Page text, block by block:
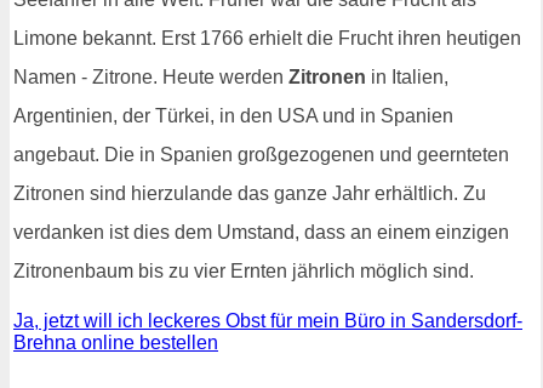
Limone bekannt. Erst 1766 erhielt die Frucht ihren heutigen
Namen - Zitrone. Heute werden Zitronen in Italien,
Argentinien, der Türkei, in den USA und in Spanien
angebaut. Die in Spanien großgezogenen und geernteten
Zitronen sind hierzulande das ganze Jahr erhältlich. Zu
verdanken ist dies dem Umstand, dass an einem einzigen
Zitronenbaum bis zu vier Ernten jährlich möglich sind.
Ja, jetzt will ich leckeres Obst für mein Büro in Sandersdorf-
Brehna online bestellen